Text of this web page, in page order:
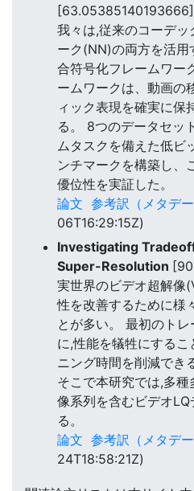
[63.05385140193666]
我々は,従来のコーデ
ーク(NN)の両方を活用
合符号化フレームワー
ームワークは、動画の
ィック表現を確実に保
る。 8つのデータセッ
ムタスクを備えた低ビ
ンチマークを構築し、
優位性を実証した。
論文 参考訳（メタデー
06T16:29:15Z)
Investigating
Super-Resolution
実世界のビデオ超解像
性を改善するために様
とが多い。 最初のト
に,性能を犠牲にする
ニング時間を削減でき
そこで本研究では,多
像系列を含むビデオ
る。
論文 参考訳（メタデー
24T18:58:21Z)